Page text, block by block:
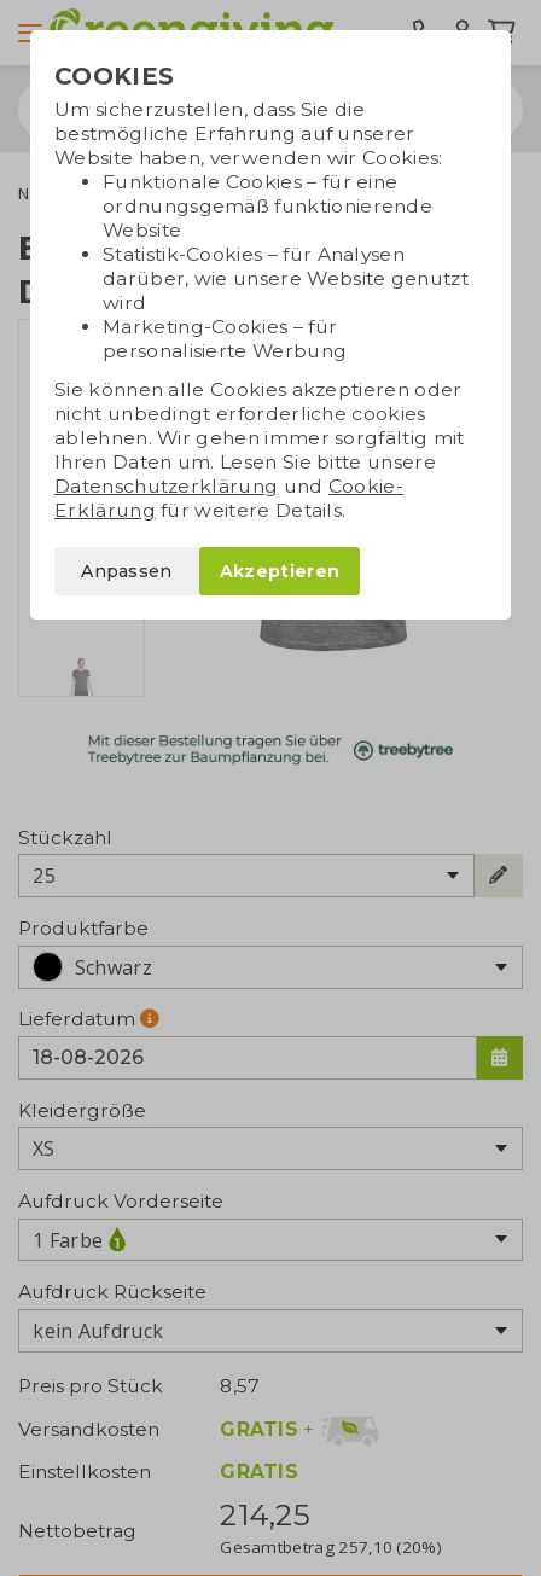
Nachhaltige Kleidung T-Shirts Baumwoll-T-Shirt Damen
Baumwoll-T-Shirt
Damen
Stückzahl
25
Produktfarbe
Schwarz
Lieferdatum
Kleidergröße
Aufdruck Vorderseite
1 Farbe
Aufdruck Rückseite
kein Aufdruck
Preis pro Stück
8,57
Versandkosten
GRATIS +
Einstellkosten
GRATIS
Nettobetrag 214,25
Gesamtbetrag 257,10 (20%)
COOKIES
Um sicherzustellen, dass Sie die
bestmögliche Erfahrung auf unserer
Website haben, verwenden wir Cookies:
Funktionale Cookies – für eine
ordnungsgemäß funktionierende
Website
Statistik-Cookies – für Analysen
darüber, wie unsere Website genutzt
wird
Marketing-Cookies – für
personalisierte Werbung
Sie können alle Cookies akzeptieren oder
nicht unbedingt erforderliche cookies
ablehnen. Wir gehen immer sorgfältig mit
Ihren Daten um. Lesen Sie bitte unsere
Datenschutzerklärung und Cookie-
Erklärung für weitere Details.
Anpassen Akzeptieren